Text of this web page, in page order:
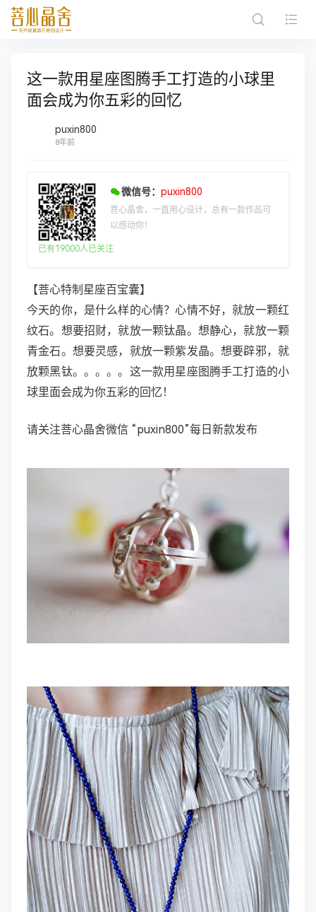
这一款用星座图腾手工打造的小球里
面会成为你五彩的回忆
puxin800
8年前
微信号： puxin800
菩心晶舍，一直用心设计，总有一款作品可
以感动你！
已有19000人已关注
【菩心特制星座百宝囊】
今天的你，是什么样的心情？心情不好，就放一颗红
纹石。想要招财，就放一颗钛晶。想静心，就放一颗
青金石。想要灵感，就放一颗紫发晶。想要辟邪，就
放颗黑钛。。。。。这一款用星座图腾手工打造的小
球里面会成为你五彩的回忆！
请关注菩心晶舍微信 “puxin800”每日新款发布